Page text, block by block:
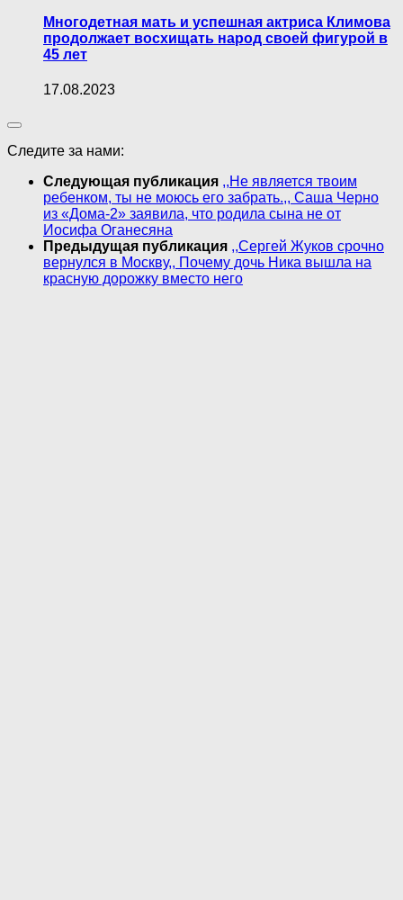
Многодетная мать и успешная актриса Климова
продолжает восхищать народ своей фигурой в
45 лет
17.08.2023
Следите за нами:
Следующая публикация ,,Не является твоим
ребенком, ты не моюсь его забрать.,, Саша Черно
из «Дома-2» заявила, что родила сына не от
Иосифа Оганесяна
Предыдущая публикация ,,Сергей Жуков срочно
вернулся в Москву,, Почему дочь Ника вышла на
красную дорожку вместо него